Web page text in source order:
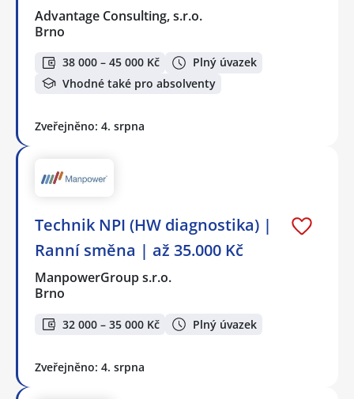
Advantage Consulting, s.r.o.
Brno
38 000 – 45 000 Kč
Plný úvazek
Vhodné také pro absolventy
Zveřejněno: 4. srpna
Technik NPI (HW diagnostika) |
Ranní směna | až 35.000 Kč
ManpowerGroup s.r.o.
Brno
32 000 – 35 000 Kč Plný úvazek
Zveřejněno: 4. srpna